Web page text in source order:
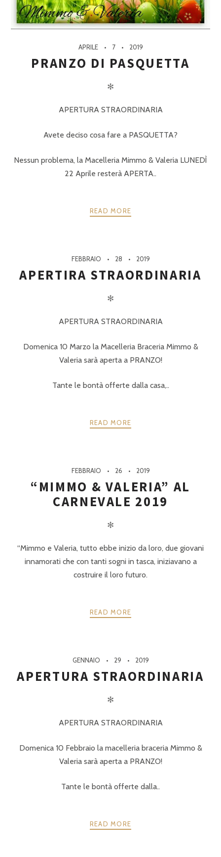
APRILE 7 2019
PRANZO DI PASQUETTA
✻
APERTURA STRAORDINARIA
Avete deciso cosa fare a PASQUETTA?
Nessun problema, la Macelleria Mimmo & Valeria LUNEDÌ
22 Aprile resterà APERTA..
READ MORE
FEBBRAIO 28 2019
APERTIRA STRAORDINARIA
✻
APERTURA STRAORDINARIA
Domenica 10 Marzo la Macelleria Braceria Mimmo &
Valeria sarà aperta a PRANZO!
Tante le bontà offerte dalla casa,..
READ MORE
FEBBRAIO 26 2019
“MIMMO & VALERIA” AL
CARNEVALE 2019
✻
“Mimmo e Valeria, tutto ebbe inizio da loro, due giovani
innamorati che con tanti sogni in tasca, iniziavano a
costruire il loro futuro.
READ MORE
GENNAIO 29 2019
APERTURA STRAORDINARIA
✻
APERTURA STRAORDINARIA
Domenica 10 Febbraio la macelleria braceria Mimmo &
Valeria sarà aperta a PRANZO!
Tante le bontà offerte dalla..
READ MORE